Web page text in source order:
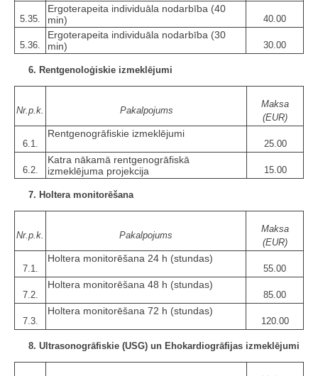
5.35.
Ergoterapeita individuāla nodarbība (40
min)
40.00
5.36.
Ergoterapeita individuāla nodarbība (30
min)
30.00
6. Rentgenoloģiskie izmeklējumi
Nr.p.k. Pakalpojums
Maksa
(EUR)
6.1.
Rentgenogrāfiskie izmeklējumi
25.00
6.2.
Katra nākamā rentgenogrāfiskā
izmeklējuma projekcija
15.00
7. Holtera monitorēšana
Nr.p.k. Pakalpojums
Maksa
(EUR)
7.1.
Holtera monitorēšana 24 h (stundas)
55.00
7.2.
Holtera monitorēšana 48 h (stundas)
85.00
7.3.
Holtera monitorēšana 72 h (stundas)
120.00
8. Ultrasonogrāfiskie (USG) un Ehokardiogrāfijas izmeklējumi